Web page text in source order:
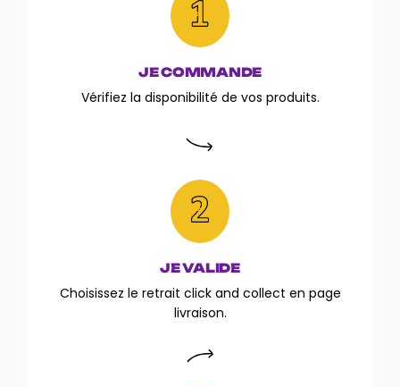
JE COMMANDE
Vérifiez la disponibilité de vos produits.
JE VALIDE
Choisissez le retrait click and collect en page
livraison.